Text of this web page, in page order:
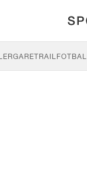
TRAILFOTBAL